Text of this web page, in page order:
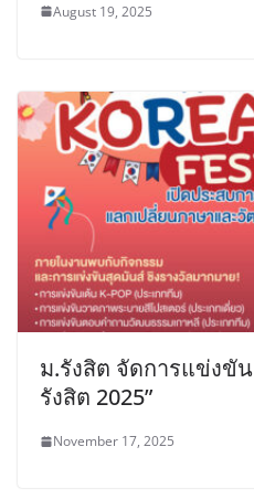
August 19, 2025
ม.รังสิต จัดการแข่งขั
รังสิต 2025”
November 17, 2025